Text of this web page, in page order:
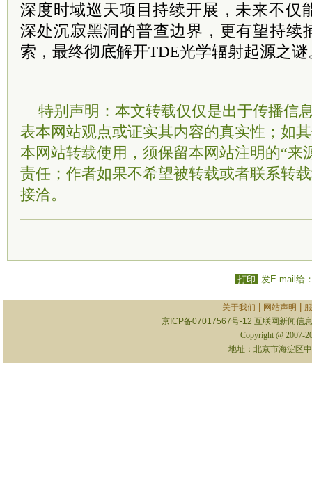
深度时域巡天项目持续开展，未来不仅
深处沉寂黑洞的普查边界，更有望持续
索，最终彻底解开TDE光学辐射起源之谜
特别声明：本文转载仅仅是出于传播信
表本网站观点或证实其内容的真实性；如
本网站转载使用，须保留本网站注明的“来
责任；作者如果不希望被转载或者联系转
接洽。
打印 发E-mail给
关于我们 网站声明
京ICP备07017567号-12 互联网新闻信
Copyright @ 2007-
地址：北京市海淀区